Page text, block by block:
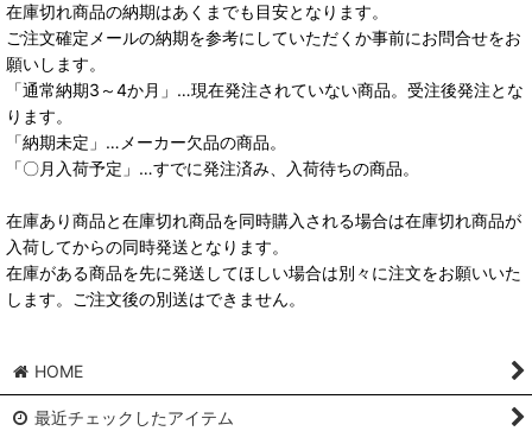
在庫切れ商品の納期はあくまでも目安となります。
ご注文確定メールの納期を参考にしていただくか事前にお問合せをお
願いします。
「通常納期3～4か月」…現在発注されていない商品。受注後発注とな
ります。
「納期未定」…メーカー欠品の商品。
「〇月入荷予定」…すでに発注済み、入荷待ちの商品。
在庫あり商品と在庫切れ商品を同時購入される場合は在庫切れ商品が
入荷してからの同時発送となります。
在庫がある商品を先に発送してほしい場合は別々に注文をお願いいた
します。ご注文後の別送はできません。
HOME
最近チェックしたアイテム